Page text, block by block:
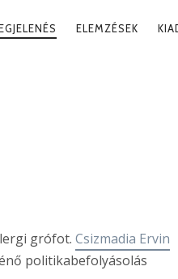
ELEMZÉSEK
grófot. Csizmadia Ervin
politikabefolyásolás